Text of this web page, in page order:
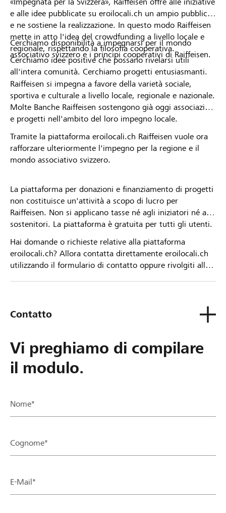
e alle idee pubblicate su eroilocali.ch un ampio pubblico
e ne sostiene la realizzazione. In questo modo Raiffeisen
mette in atto l'idea del crowdfunding a livello locale e
regionale, rispettando la filosofia cooperativa.
Cerchiamo idee positive che possano rivelarsi utili
all'intera comunità. Cerchiamo progetti entusiasmanti.
Cerchiamo disponibilità a impegnarsi per il mondo
associativo svizzero e i principi cooperativi di Raiffeisen.
Raiffeisen si impegna a favore della varietà sociale,
sportiva e culturale a livello locale, regionale e nazionale.
Molte Banche Raiffeisen sostengono già oggi associazioni
e progetti nell'ambito del loro impegno locale.
Tramite la piattaforma eroilocali.ch Raiffeisen vuole ora
rafforzare ulteriormente l'impegno per la regione e il
mondo associativo svizzero.
La piattaforma per donazioni e finanziamento di progetti
non costituisce un'attività a scopo di lucro per
Raiffeisen. Non si applicano tasse né agli iniziatori né ai
sostenitori. La piattaforma è gratuita per tutti gli utenti.
Hai domande o richieste relative alla piattaforma
eroilocali.ch? Allora contatta direttamente eroilocali.ch
utilizzando il formulario di contatto oppure rivolgiti alla
Contatto
Vi preghiamo di compilare
il modulo.
Nome*
Cognome*
E-Mail*